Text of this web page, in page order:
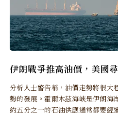
伊朗戰爭推高油價，美國
分析人士警告稱，油價走勢將很大
勢的發展。霍爾木茲海峽是伊朗海
約五分之一的石油供應通常都要經